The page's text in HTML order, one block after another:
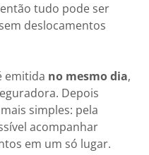
tudo pode ser
deslocamentos
emitida no mesmo dia,
Depois
simples: pela
acompanhar
em um só lugar.